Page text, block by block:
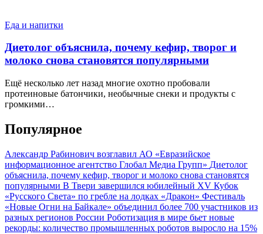
Еда и напитки
Диетолог объяснила, почему кефир, творог и
молоко снова становятся популярными
Ещё несколько лет назад многие охотно пробовали
протеиновые батончики, необычные снеки и продукты с
громкими…
Популярное
Александр Рабинович возглавил АО «Евразийское
информационное агентство Глобал Медиа Групп» Диетолог
объяснила, почему кефир, творог и молоко снова становятся
популярными В Твери завершился юбилейный XV Кубок
«Русского Света» по гребле на лодках «Дракон» Фестиваль
«Новые Огни на Байкале» объединил более 700 участников из
разных регионов России Роботизация в мире бьет новые
рекорды: количество промышленных роботов выросло на 15%